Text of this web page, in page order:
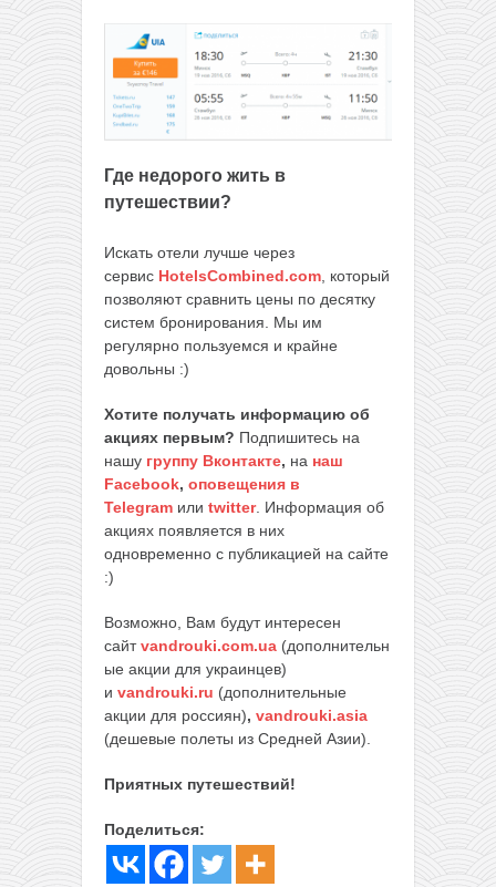
Где недорого жить в
путешествии?
Искать отели лучше через
сервис HotelsCombined.com , который
позволяют сравнить цены по десятку
систем бронирования. Мы им
регулярно пользуемся и крайне
довольны :)
Хотите получать информацию об
акциях первым? Подпишитесь на
нашу группу Вконтакте, на наш
Facebook, оповещения в
Telegram или twitter. Информация об
акциях появляется в них
одновременно с публикацией на сайте
:)
Возможно, Вам будут интересен
сайтvandrouki.com.ua (дополнительн
ые акции для украинцев)
и vandrouki.ru (дополнительные
акции для россиян), vandrouki.asia
(дешевые полеты из Средней Азии).
Приятных путешествий!
Поделиться: